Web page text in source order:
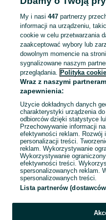
sprzedającym
Zaloguj się / Załóż konto
My i nasi447 partnerzy
informacji na urządzeniu,
cookie w celu przetwarzania
zaakceptować wybory lub
dowolnym momencie na
sygnalizowane naszym
przeglądania. Polityka
Wraz z naszymi
zapewnienia:
Użycie dokładnych danych
charakterystyki urządzenia
odbiorców dzięki statystyce
Przechowywanie informacji
efektywności reklam. Rozwój
personalizacji treści.
reklam. Wykorzystywanie
Wykorzystywanie
efektywności treści.
spersonalizowanych reklam.
spersonalizowanych treści.
Lista partnerów